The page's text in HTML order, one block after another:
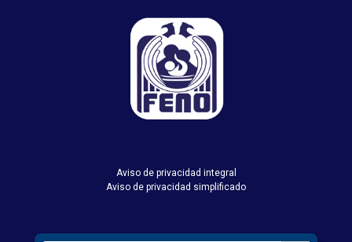
Aviso de privacidad integral
Aviso de privacidad simplificado